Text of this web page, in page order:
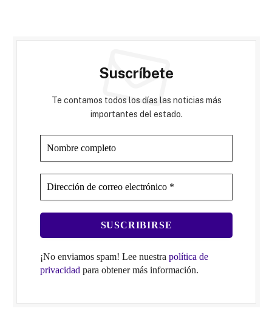
Suscríbete
Te contamos todos los días las noticias más
importantes del estado.
¡No enviamos spam! Lee nuestra política de
privacidad para obtener más información.